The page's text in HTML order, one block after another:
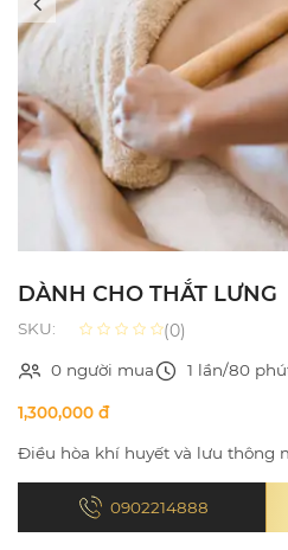
DÀNH CHO THẮT LƯNG
SKU: (0)
0 người mua 1 lần/80
1,300,000 đ
Điều hòa khí huyết và lưu thông
0902214888